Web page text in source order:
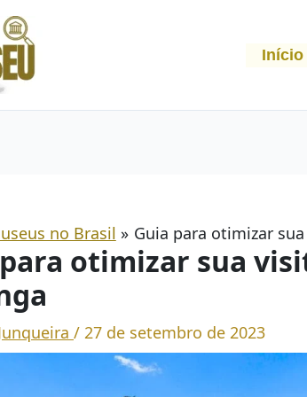
Início
no Brasil Guia para otimizar
otimizar sua
/ 27 de setembro de 2023